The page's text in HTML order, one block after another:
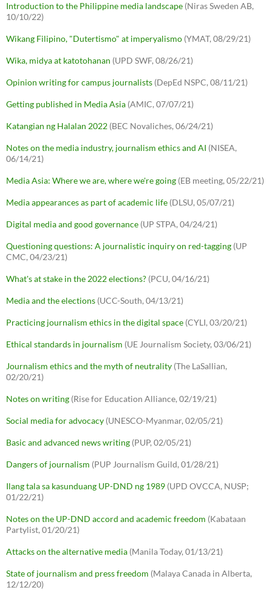
Introduction to the Philippine media landscape (Niras Sweden AB,
10/10/22)
Wikang Filipino, "Dutertismo" at imperyalismo (YMAT, 08/29/21)
Wika, midya at katotohanan (UPD SWF, 08/26/21)
Opinion writing for campus journalists (DepEd NSPC, 08/11/21)
Getting published in Media Asia (AMIC, 07/07/21)
Katangian ng Halalan 2022 (BEC Novaliches, 06/24/21)
Notes on the media industry, journalism ethics and AI (NISEA,
06/14/21)
Media Asia: Where we are, where we're going (EB meeting, 05/22/21)
Media appearances as part of academic life (DLSU, 05/07/21)
Digital media and good governance (UP STPA, 04/24/21)
Questioning questions: A journalistic inquiry on red-tagging (UP
CMC, 04/23/21)
What's at stake in the 2022 elections? (PCU, 04/16/21)
Media and the elections (UCC-South, 04/13/21)
Practicing journalism ethics in the digital space (CYLI, 03/20/21)
Ethical standards in journalism (UE Journalism Society, 03/06/21)
Journalism ethics and the myth of neutrality (The LaSallian,
02/20/21)
Notes on writing (Rise for Education Alliance, 02/19/21)
Social media for advocacy (UNESCO-Myanmar, 02/05/21)
Basic and advanced news writing (PUP, 02/05/21)
Dangers of journalism (PUP Journalism Guild, 01/28/21)
Ilang tala sa kasunduang UP-DND ng 1989 (UPD OVCCA, NUSP;
01/22/21)
Notes on the UP-DND accord and academic freedom (Kabataan
Partylist, 01/20/21)
Attacks on the alternative media (Manila Today, 01/13/21)
State of journalism and press freedom (Malaya Canada in Alberta,
12/12/20)